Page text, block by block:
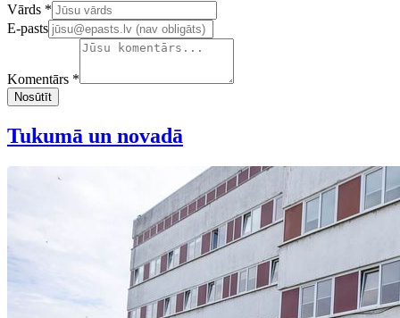
Confirm your email address
Vārds *
E-pasts
Komentārs *
Nosūtīt
Tukumā un novadā